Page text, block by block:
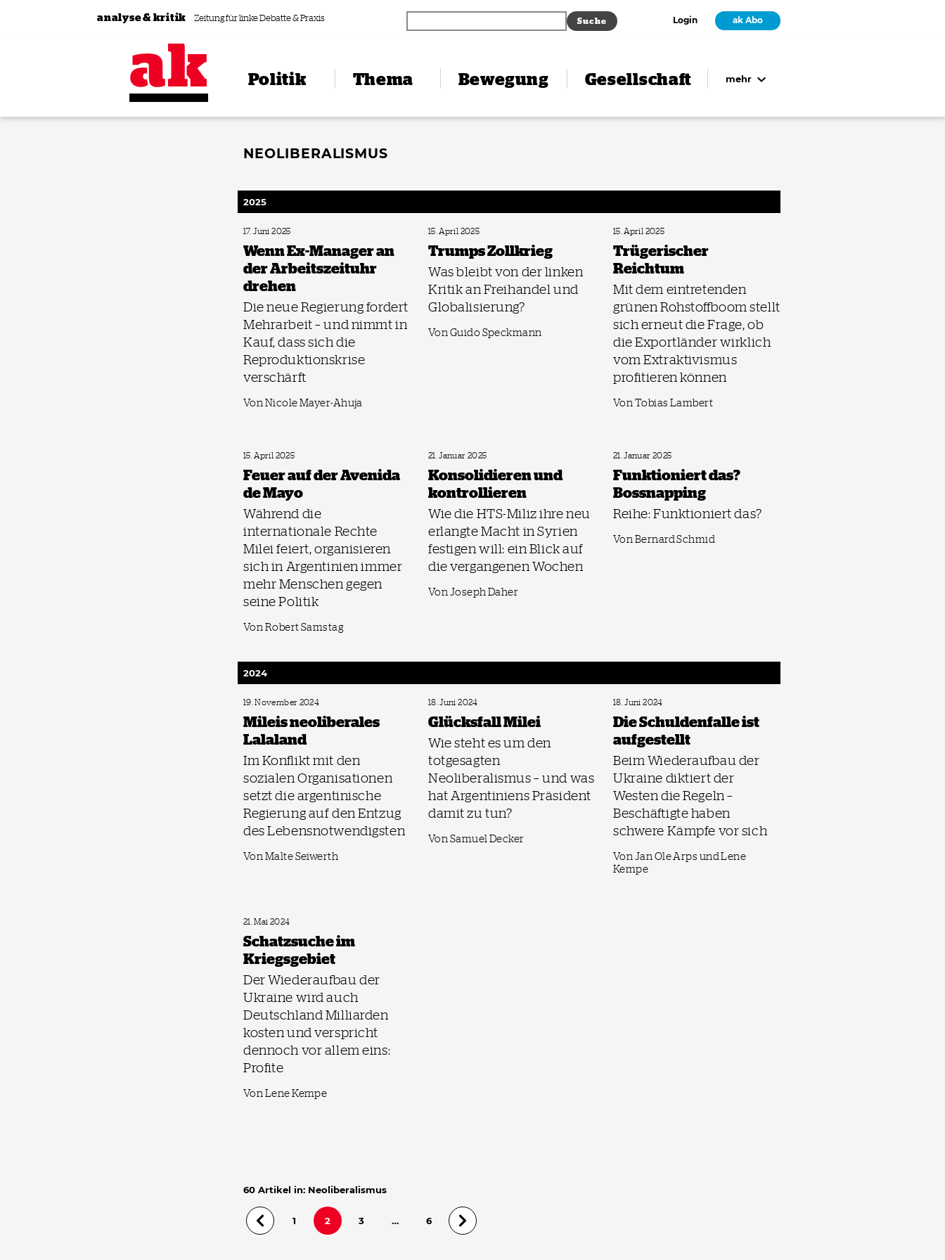
Zum Inhalt springen
analyse & kritik Zeitung für linke Debatte & Praxis Login ak Abo
Politik Thema Bewegung Gesellschaft mehr
NEOLIBERALISMUS
2025
17. Juni 2025
Wenn Ex-Manager an
der Arbeitszeituhr
drehen
Die neue Regierung fordert
Mehrarbeit – und nimmt in
Kauf, dass sich die
Reproduktionskrise
verschärft
Von Nicole Mayer-Ahuja
15. April 2025
Trumps Zollkrieg
Was bleibt von der linken
Kritik an Freihandel und
Globalisierung?
Von Guido Speckmann
15. April 2025
Trügerischer
Reichtum
Mit dem eintretenden
grünen Rohstoffboom stellt
sich erneut die Frage, ob
die Exportländer wirklich
vom Extraktivismus
profitieren können
Von Tobias Lambert
15. April 2025
Feuer auf der Avenida
de Mayo
Während die
internationale Rechte
Milei feiert, organisieren
sich in Argentinien immer
mehr Menschen gegen
seine Politik
Von Robert Samstag
21. Januar 2025
Konsolidieren und
kontrollieren
Wie die HTS-Miliz ihre neu
erlangte Macht in Syrien
festigen will: ein Blick auf
die vergangenen Wochen
Von Joseph Daher
21. Januar 2025
Funktioniert das?
Bossnapping
Reihe: Funktioniert das?
Von Bernard Schmid
2024
19. November 2024
Mileis neoliberales
Lalaland
Im Konflikt mit den
sozialen Organisationen
setzt die argentinische
Regierung auf den Entzug
des Lebensnotwendigsten
Von Malte Seiwerth
18. Juni 2024
Glücksfall Milei
Wie steht es um den
totgesagten
Neoliberalismus – und was
hat Argentiniens Präsident
damit zu tun?
Von Samuel Decker
18. Juni 2024
Die Schuldenfalle ist
aufgestellt
Beim Wiederaufbau der
Ukraine diktiert der
Westen die Regeln –
Beschäftigte haben
schwere Kämpfe vor sich
Von Jan Ole Arps und Lene
Kempe
21. Mai 2024
Schatzsuche im
Kriegsgebiet
Der Wiederaufbau der
Ukraine wird auch
Deutschland Milliarden
kosten und verspricht
dennoch vor allem eins:
Profite
Von Lene Kempe
60 Artikel in: Neoliberalismus
1 2 3 … 6